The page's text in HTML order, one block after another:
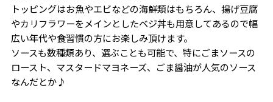
トッピングはお魚やエビなどの海鮮類はもちろん、揚げ豆腐
やカリフラワーをメインとしたベジ丼も用意してあるので幅
広い年代や食習慣の方にお楽しみ頂けます。
ソースも数種類あり、選ぶことも可能で、特にごまソースの
ロースト、マスタードマヨネーズ、ごま醤油が人気のソース
なんだとか♪